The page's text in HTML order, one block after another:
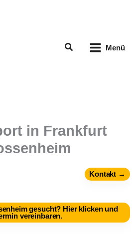
Suchen Menü
in Frankfurt
Kontakt →
gesucht? Hier klicken und
vereinbaren.